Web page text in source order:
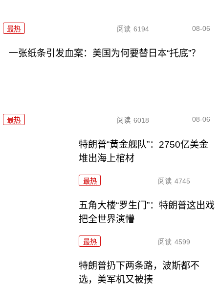
最热 阅读 6194 08-06
一张纸条引发血案：美国为何要替日本“托底”？
最热 阅读 6018 08-06
特朗普“黄金舰队”：2750亿美金
堆出海上棺材
最热 阅读 4745
五角大楼“罗生门”：特朗普这出戏
把全世界演懵
最热 阅读 4599
特朗普扔下两条路，波斯都不
选，美军机又被揍